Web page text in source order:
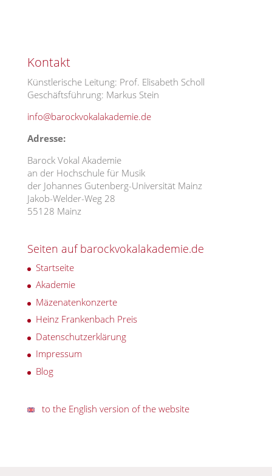
Kontakt
Künstlerische Leitung: Prof. Elisabeth Scholl
Geschäftsführung: Markus Stein
info@barockvokalakademie.de
Adresse:
Barock Vokal Akademie
an der Hochschule für Musik
der Johannes Gutenberg-Universität Mainz
Jakob-Welder-Weg 28
55128 Mainz
Seiten auf barockvokalakademie.de
Startseite
Akademie
Mäzenatenkonzerte
Heinz Frankenbach Preis
Datenschutzerklärung
Impressum
Blog
to the English version of the website